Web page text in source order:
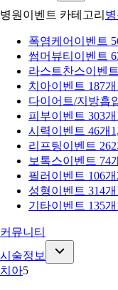
병원이벤트 카테고리
폭염케어 이벤트
썸머뷰티 이벤트
라스트찬스이벤
치아이벤트 187개
다이어트/지방흡
피부이벤트 303개
시력이벤트 46개
리프팅이벤트 262
보톡스이벤트 74
필러 이벤트 106개
성형이벤트 314개
기타이벤트 135개
커뮤니티
시술정보
치아5